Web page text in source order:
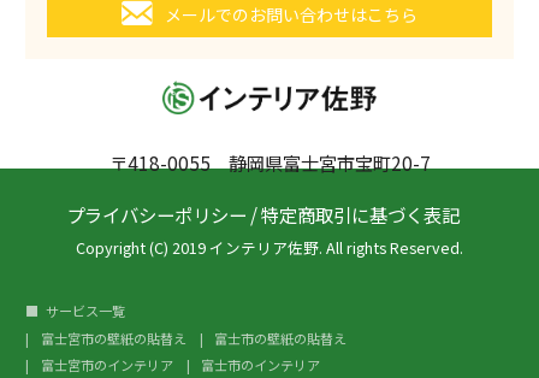
〒418-0055 静岡県富士宮市宝町20-7
メールでのお問い合わせはこちら
プライバシーポリシー /特定商取引に基づく表記
Copyright (C) 2019 インテリア佐野. All rights Reserved.
サービス一覧
富士宮市の壁紙の貼替え
富士市の壁紙の貼替え
富士宮市のインテリア
富士市のインテリア